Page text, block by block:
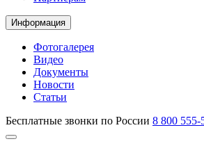
Информация
Фотогалерея
Видео
Документы
Новости
Статьи
Бесплатные звонки по России 8 800 555-